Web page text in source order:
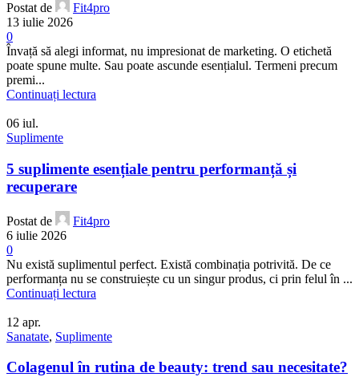
Postat de
Fit4pro
13 iulie 2026
0
Învață să alegi informat, nu impresionat de marketing. O etichetă
poate spune multe. Sau poate ascunde esențialul. Termeni precum
premi...
Continuați lectura
06 iul.
Suplimente
5 suplimente esențiale pentru performanță și
recuperare
Postat de
Fit4pro
6 iulie 2026
0
Nu există suplimentul perfect. Există combinația potrivită. De ce
performanța nu se construiește cu un singur produs, ci prin felul în ...
Continuați lectura
12 apr.
Sanatate, Suplimente
Colagenul în rutina de beauty: trend sau necesitate?